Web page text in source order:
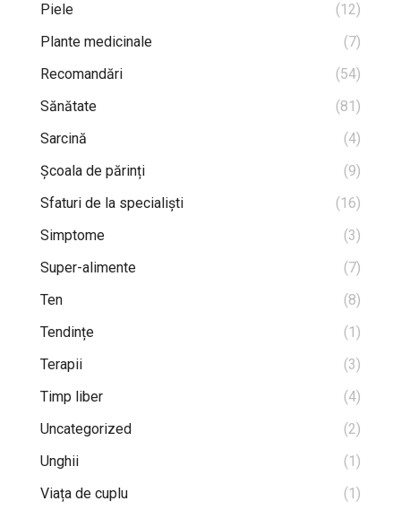
Piele
(12)
Plante medicinale
(7)
Recomandări
(54)
Sănătate
(81)
Sarcină
(4)
Școala de părinți
(9)
Sfaturi de la specialiști
(16)
Simptome
(3)
Super-alimente
(7)
Ten
(8)
Tendințe
(1)
Terapii
(3)
Timp liber
(4)
Uncategorized
(2)
Unghii
(1)
Viața de cuplu
(1)